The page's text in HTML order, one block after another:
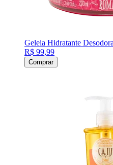
Geleia Hidratante
R$ 99,99
Comprar